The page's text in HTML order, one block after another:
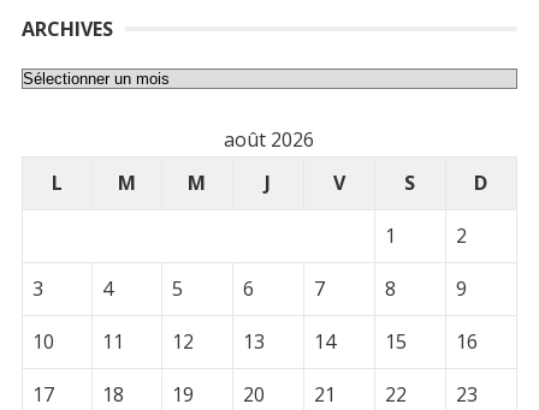
ARCHIVES
Archives
août 2026
L
M M J V S
D
1
2
3
4 5 6 7 8
9
10
11 12 13 14 15
16
17
18 19 20 21 22
23